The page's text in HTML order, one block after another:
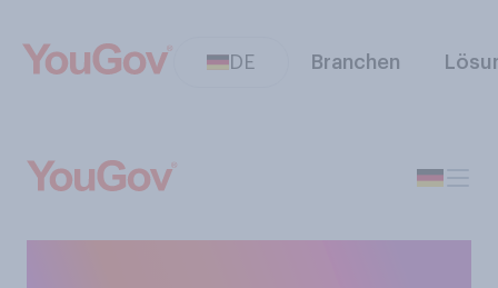
DE Branchen